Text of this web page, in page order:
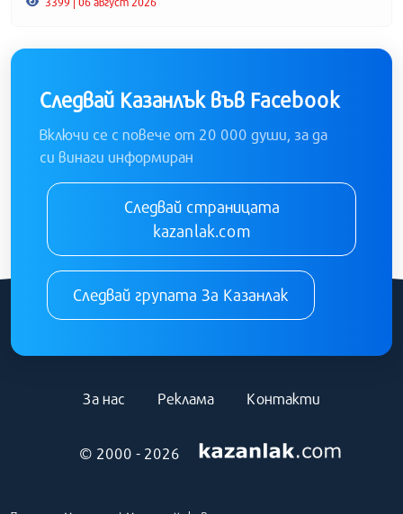
Следвай Казанлък във Facebook
Включи се с повече от 20 000 души, за да
си винаги информиран
Следвай страницата
kazanlak.com
Следвай групата За Казанлак
© 2000 - 2026
За нас Реклама Контакти